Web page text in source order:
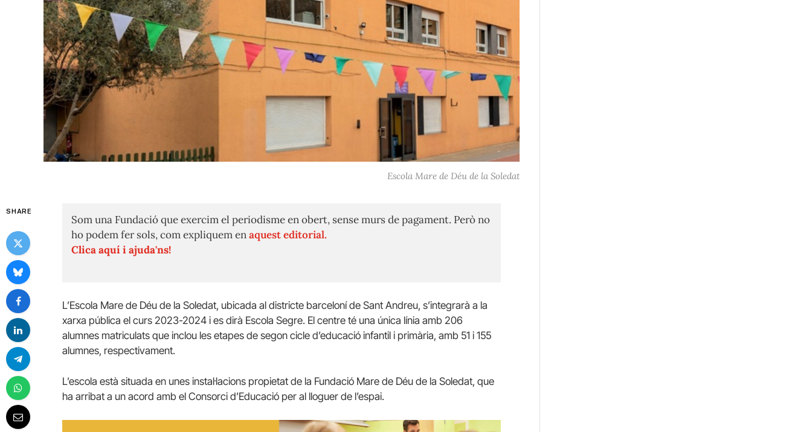
Escola Mare de Déu de la Soledat
SHARE
Som una Fundació que exercim el periodisme en obert, sense murs de pagament. Però no
ho podem fer sols, com expliquem enaquest editorial.
Clica aquí i ajuda'ns!
L’Escola Mare de Déu de la Soledat, ubicada al districte barceloní de Sant Andreu, s’integrarà a la
xarxa pública el curs 2023-2024 i es dirà Escola Segre. El centre té una única línia amb 206
alumnes matriculats que inclou les etapes de segon cicle d’educació infantil i primària, amb 51 i 155
alumnes, respectivament.
L’escola està situada en unes instal·lacions propietat de la Fundació Mare de Déu de la Soledat, que
ha arribat a un acord amb el Consorci d’Educació per al lloguer de l’espai.